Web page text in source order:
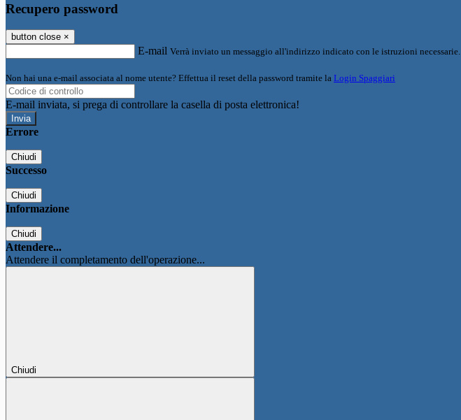
Recupero password
button close ×
E-mail Verrà inviato un messaggio all'indirizzo indicato con le istruzioni necessarie.
Non hai una e-mail associata al nome utente? Effettua il reset della password tramite la Login Spaggiari
E-mail inviata, si prega di controllare la casella di posta elettronica!
Errore
Chiudi
Successo
Chiudi
Informazione
Chiudi
Attendere...
Attendere il completamento dell'operazione...
Chiudi